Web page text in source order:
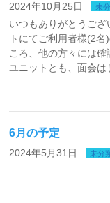
2024年10月25日 未
いつもありがとうご
トにてご利用者様(2
ころ、他の方々には
ユニットとも、面会は
6月の予定
2024年5月31日 未分